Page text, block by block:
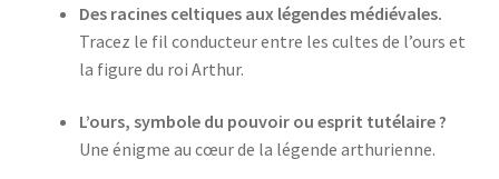
Des racines celtiques aux légendes médiévales.
Tracez le fil conducteur entre les cultes de l’ours et
la figure du roi Arthur.
L’ours, symbole du pouvoir ou esprit tutélaire ?
Une énigme au cœur de la légende arthurienne.